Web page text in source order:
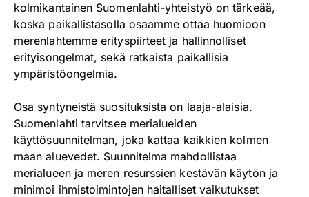
kolmikantainen Suomenlahti-yhteistyö on tärkeää,
koska paikallistasolla osaamme ottaa huomioon
merenlahtemme erityspiirteet ja hallinnolliset
erityisongelmat, sekä ratkaista paikallisia
ympäristöongelmia.
Osa syntyneistä suosituksista on laaja-alaisia.
Suomenlahti tarvitsee merialueiden
käyttösuunnitelman, joka kattaa kaikkien kolmen
maan aluevedet. Suunnitelma mahdollistaa
merialueen ja meren resurssien kestävän käytön ja
minimoi ihmistoimintojen haitalliset vaikutukset